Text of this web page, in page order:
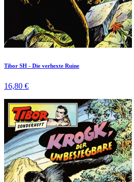
Tibor SH - Die verhexte Ruine
16,80 €